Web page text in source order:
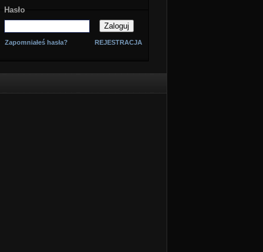
Hasło
Zapomniałeś hasła? REJESTRACJA